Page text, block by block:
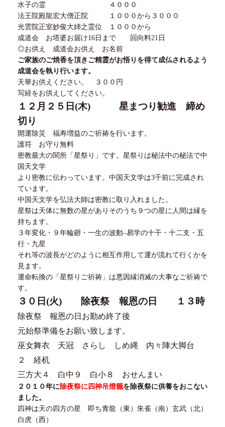
水子の霊 ４０００
法王院殿龍宏大僧正院 １０００から３０００
光雲院正室妙俊大姉之霊位 １０００から
成道会 お塔婆お届け16日まで 回向料21日
◎お供え 成道会お供え お名前
ご家族のご焼香を頂きご精霊がお悟りを得て成仏されるよう
成道会を執り行います。
天華お供えください。 ３００円
写経をお供えしてください。
１２ 月 ２５ 日(木)星まつり勧進 締め
切り
開運除災 福寿増益のご祈祷を行います。
護符 お守り無料
密教最大の関所「星祭り」です。星祭りは秘法中の秘法で中
国天文学
より密教に伝わっています。中国天文学は3千前に完成され
ています。
中国天文学を弘法大師は密教に取り入れました。
星祭は天体に無数の星がありそのうち９つの星に人間は縁を
持ちます。
３ 年変化・９年輪廻・一生の波動–易学の十干・十二支・五
行・九星
それ等の波長がどのように相互作用して運が流れて行くかを
見ます。
運命転換の「星祭りご祈祷」は悪因縁消滅の大事なご祈祷で
す。
３０日(火) 除夜祭 報恩の日 １３時
除夜祭 報恩の日お勤め終了後
元始祭準備をお願い致します。
巫女舞衣 天冠 さらし しめ縄 内々陣大脚台
２ 経机
三方大４ 白中９ 白小８ おせんまい
２０１０年に 除夜祭に四神吊燈籠を除夜祭に供養をおこない
ました。
四神は天の四方の星 即ち青龍（東）朱雀（南）玄武（北）
白虎（西）